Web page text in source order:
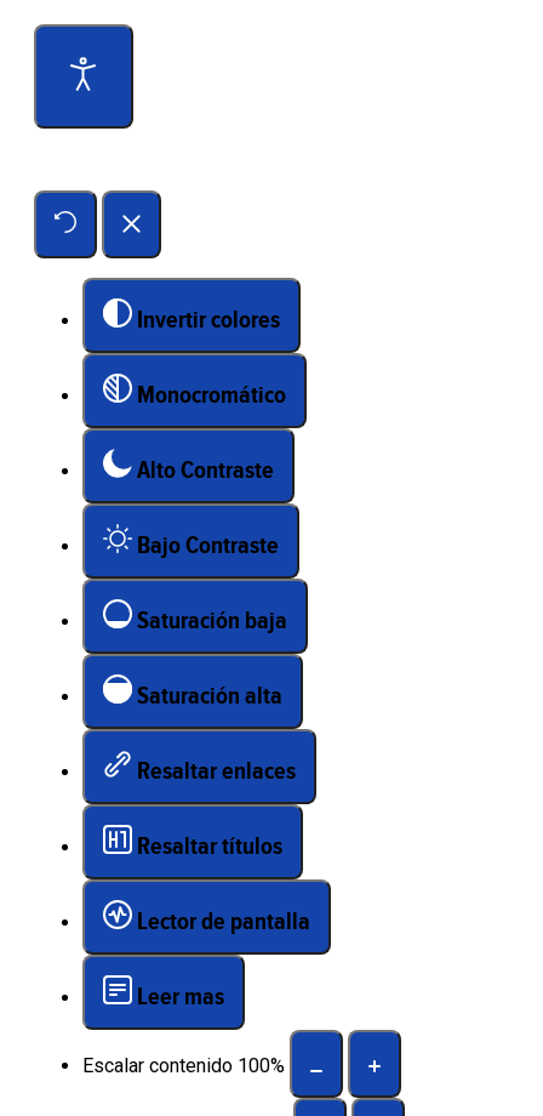
Invertir colores
Monocromático
Alto Contraste
Bajo Contraste
Saturación baja
Saturación alta
Resaltar enlaces
Resaltar títulos
Lector de pantalla
Leer mas
Escalar contenido 100%